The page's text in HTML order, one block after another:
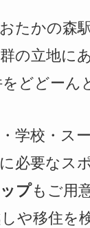
たかの森
の立地に
どどーん
学校・ス
必要なス
プもご用
や移住を